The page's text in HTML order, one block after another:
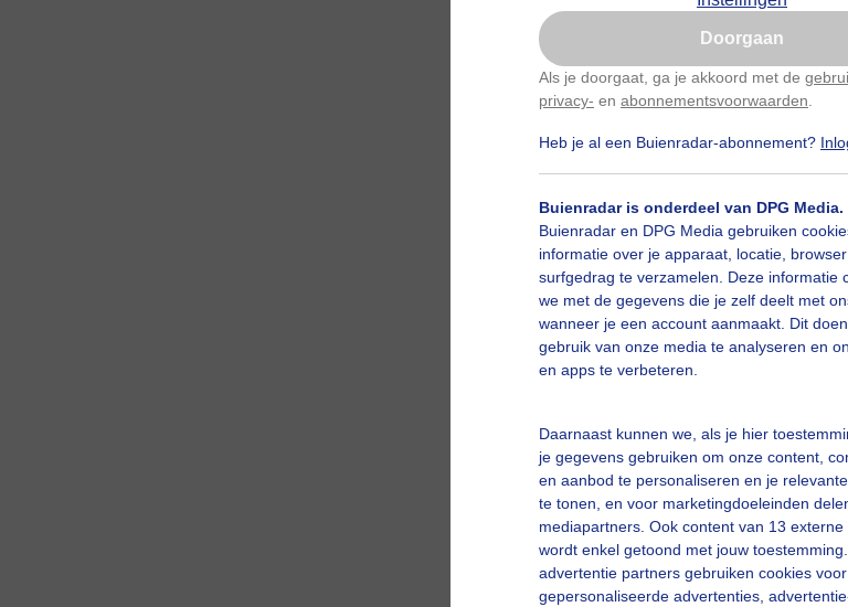
Doorgaan
Als je doorgaat, ga je akkoord met de
privacy- en abonnementsvoorwaarden
Heb je al een Buienradar-abonnement?
Buienradar is onderdeel van DPG Media.
Buienradar en DPG Media gebruiken
informatie over je apparaat, locatie,
surfgedrag te verzamelen. Deze informatie
we met de gegevens die je zelf deelt met
wanneer je een account aanmaakt. Dit
gebruik van onze media te analyseren en
en apps te verbeteren.
Daarnaast kunnen we, als je hier
je gegevens gebruiken om onze content,
en aanbod te personaliseren en je
te tonen, en voor marketingdoeleinden
mediapartners. Ook content van 13 externe
wordt enkel getoond met jouw
advertentie partners gebruiken cookies voor
gepersonaliseerde advertenties,
Door: Erica van Leeuwen-de Bruijn Gemaakt: 15-
Nu niet, misschien later
Gebruik je Safari en wil je niet elke dag
Klikhierom dit aan te